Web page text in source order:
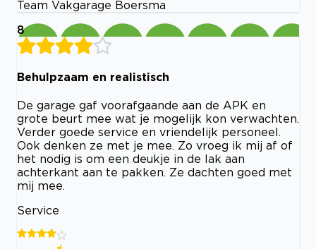
Team Vakgarage Boersma
8
Behulpzaam en realistisch
De garage gaf voorafgaande aan de APK en
grote beurt mee wat je mogelijk kon verwachten.
Verder goede service en vriendelijk personeel.
Ook denken ze met je mee. Zo vroeg ik mij af of
het nodig is om een deukje in de lak aan
achterkant aan te pakken. Ze dachten goed met
mij mee.
Service